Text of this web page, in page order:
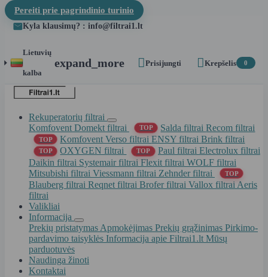
Pereiti prie pagrindinio turinio
Kyla klausimų? : info@filtrai1.lt
Lietuvių
kalba
expand_more Prisijungti Krepšelis 0
Rekuperatorių filtrai
Komfovent Domekt filtrai
TOP Salda filtraiRecom filtrai
TOP Komfovent Verso filtraiENSY filtraiBrink filtrai
TOP OXYGEN filtrai TOP Paul filtrai Electrolux filtrai
Daikin filtrai Systemair filtrai Flexit filtrai WOLF filtrai
Mitsubishi filtrai Viessmann filtrai Zehnder filtrai TOP
Blauberg filtrai Reqnet filtrai Brofer filtrai Vallox filtrai Aeris
filtrai
Valikliai
Informacija
Prekių pristatymas Apmokėjimas Prekių grąžinimas Pirkimo-
pardavimo taisyklės Informacija apie Filtrai1.lt Mūsų
parduotuvės
Naudinga žinoti
Kontaktai